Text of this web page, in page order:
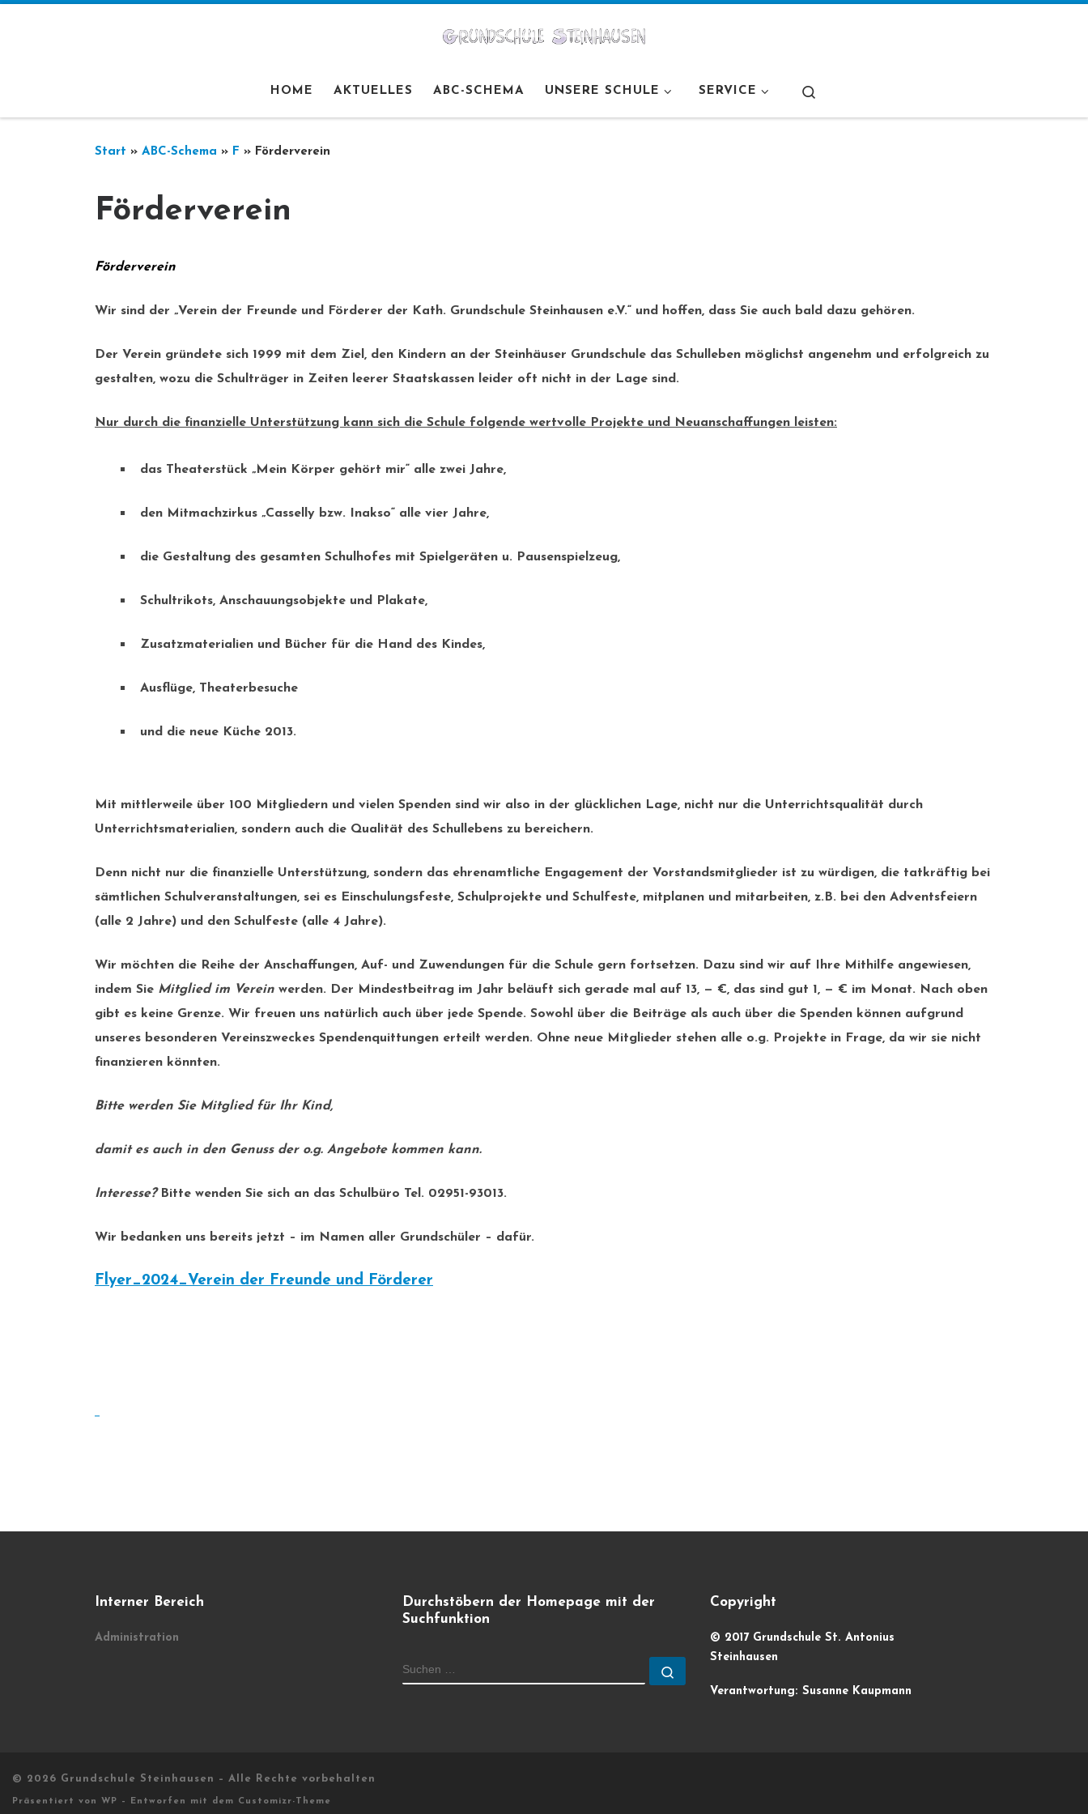
HOME AKTUELLES ABC-SCHEMA UNSERE SCHULE SERVICE
Start » ABC-Schema » F » Förderverein
Förderverein
Förderverein
Wir sind der „Verein der Freunde und Förderer der Kath. Grundschule Steinhausen e.V.“ und hoffen, dass Sie auch bald dazu gehören.
Der Verein gründete sich 1999 mit dem Ziel, den Kindern an der Steinhäuser Grundschule das Schulleben möglichst angenehm und erfolgreich zu
gestalten, wozu die Schulträger in Zeiten leerer Staatskassen leider oft nicht in der Lage sind.
Nur durch die finanzielle Unterstützung kann sich die Schule folgende wertvolle Projekte und Neuanschaffungen leisten:
das Theaterstück „Mein Körper gehört mir“ alle zwei Jahre,
den Mitmachzirkus „Casselly bzw. Inakso“ alle vier Jahre,
die Gestaltung des gesamten Schulhofes mit Spielgeräten u. Pausenspielzeug,
Schultrikots, Anschauungsobjekte und Plakate,
Zusatzmaterialien und Bücher für die Hand des Kindes,
Ausflüge, Theaterbesuche
und die neue Küche 2013.
Mit mittlerweile über 100 Mitgliedern und vielen Spenden sind wir also in der glücklichen Lage, nicht nur die Unterrichtsqualität durch
Unterrichtsmaterialien, sondern auch die Qualität des Schullebens zu bereichern.
Denn nicht nur die finanzielle Unterstützung, sondern das ehrenamtliche Engagement der Vorstandsmitglieder ist zu würdigen, die tatkräftig bei
sämtlichen Schulveranstaltungen, sei es Einschulungsfeste, Schulprojekte und Schulfeste, mitplanen und mitarbeiten, z.B. bei den Adventsfeiern
(alle 2 Jahre) und den Schulfeste (alle 4 Jahre).
Wir möchten die Reihe der Anschaffungen, Auf- und Zuwendungen für die Schule gern fortsetzen. Dazu sind wir auf Ihre Mithilfe angewiesen,
indem Sie Mitglied im Verein werden. Der Mindestbeitrag im Jahr beläuft sich gerade mal auf 13, — €, das sind gut 1, — € im Monat. Nach oben
gibt es keine Grenze. Wir freuen uns natürlich auch über jede Spende. Sowohl über die Beiträge als auch über die Spenden können aufgrund
unseres besonderen Vereinszweckes Spendenquittungen erteilt werden. Ohne neue Mitglieder stehen alle o.g. Projekte in Frage, da wir sie nicht
finanzieren könnten.
Bitte werden Sie Mitglied für Ihr Kind,
damit es auch in den Genuss der o.g. Angebote kommen kann.
Interesse?Bitte wenden Sie sich an das Schulbüro Tel. 02951-93013.
Wir bedanken uns bereits jetzt – im Namen aller Grundschüler – dafür.
Flyer_2024_Verein der Freunde und Förderer
Interner Bereich
Administration
Durchstöbern der Homepage mit der
Suchfunktion
SUCHE
Copyright
© 2017 Grundschule St. Antonius
Steinhausen
Verantwortung: Susanne Kaupmann
© 2026 Grundschule Steinhausen – Alle Rechte vorbehalten
Präsentiert von WP – Entworfen mit dem Customizr-Theme